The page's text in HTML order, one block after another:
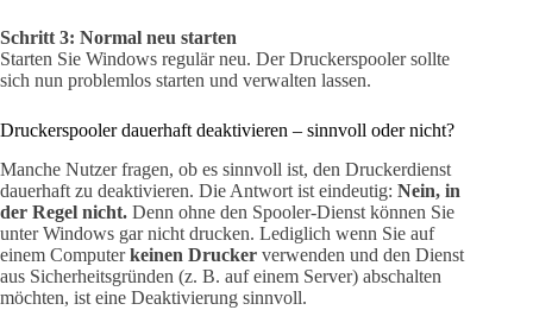
Schritt 3: Normal neu starten
Starten Sie Windows regulär neu. Der Druckerspooler sollte
sich nun problemlos starten und verwalten lassen.
Druckerspooler dauerhaft deaktivieren – sinnvoll oder nicht?
Manche Nutzer fragen, ob es sinnvoll ist, den Druckerdienst
dauerhaft zu deaktivieren. Die Antwort ist eindeutig: Nein, in
der Regel nicht. Denn ohne den Spooler-Dienst können Sie
unter Windows gar nicht drucken. Lediglich wenn Sie auf
einem Computerkeinen Drucker verwenden und den Dienst
aus Sicherheitsgründen (z. B. auf einem Server) abschalten
möchten, ist eine Deaktivierung sinnvoll.